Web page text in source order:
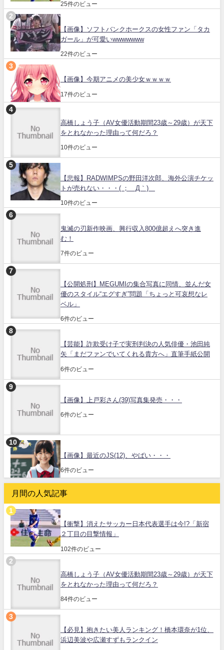
25件のビュー
【画像】ソフトバンクホークスの女性ファン「タカ
ガール」が可愛いwwwwwww
22件のビュー
【画像】今期アニメの美少女ｗｗｗｗ
17件のビュー
高橋しょう子（AV女優活動期間23歳～29歳）が天下
をとれなかった理由って何だろ？
10件のビュー
【悲報】RADWIMPSの野田洋次郎、海外公演チケッ
トが売れない・・・( ；´Д｀)
10件のビュー
鬼滅の刃新作映画、興行収入800億超えへ突き進
む！
7件のビュー
【公開処刑】MEGUMIの集合写真に同情、並んだ女
優のスタイル“エグすぎ”問題「ちょっと可哀想なレ
ベル」
6件のビュー
【芸能】詐欺受け子で実刑判決の人気俳優・池田純
矢「まだファンでいてくれる貴方へ」直筆手紙公開
6件のビュー
【画像】上戸彩さん(39)写真集発売・・・
6件のビュー
【画像】最近のJS(12)、やばい・・・
6件のビュー
月間の人気記事
【衝撃】消えたサッカー日本代表選手は今!?「新宿
２丁目の目撃情報」
102件のビュー
高橋しょう子（AV女優活動期間23歳～29歳）が天下
をとれなかった理由って何だろ？
84件のビュー
【必見】抱きたい美人ランキング！橋本環奈が1位、
浜辺美波や広瀬すずもランクイン